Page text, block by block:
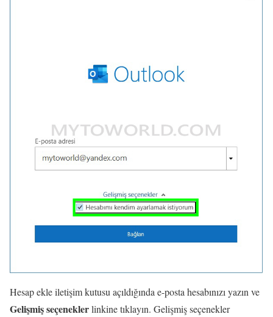
Hesap ekle iletişim kutusu açıldığında e-posta hesabınızı yazın ve
Gelişmiş seçeneklerlinkine tıklayın. Gelişmiş seçenekler